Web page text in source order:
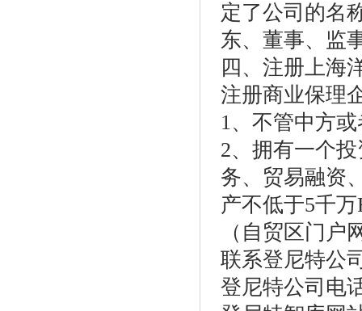
定了公司的名
东、董事、监
四、注册上海
注册商业保理
1、不管中方
2、拥有一个
务、贸易融资
产不低于5千
（自贸区门
联系登尼特公
登尼特公司电